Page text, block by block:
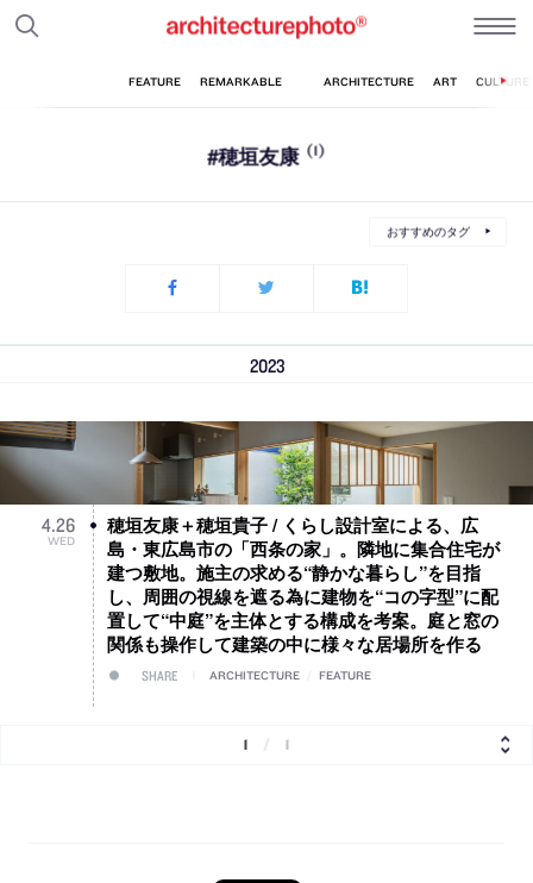
#穂垣友康 (1)
おすすめのタグ
2023
4.26
WED
穂垣友康＋穂垣貴子 / くらし設計室による、広
島・東広島市の「西条の家」。隣地に集合住宅が
建つ敷地。施主の求める“静かな暮らし”を目指
し、周囲の視線を遮る為に建物を“コの字型”に配
置して“中庭”を主体とする構成を考案。庭と窓の
関係も操作して建築の中に様々な居場所を作る
SHARE ARCHITECTURE FEATURE
1 1